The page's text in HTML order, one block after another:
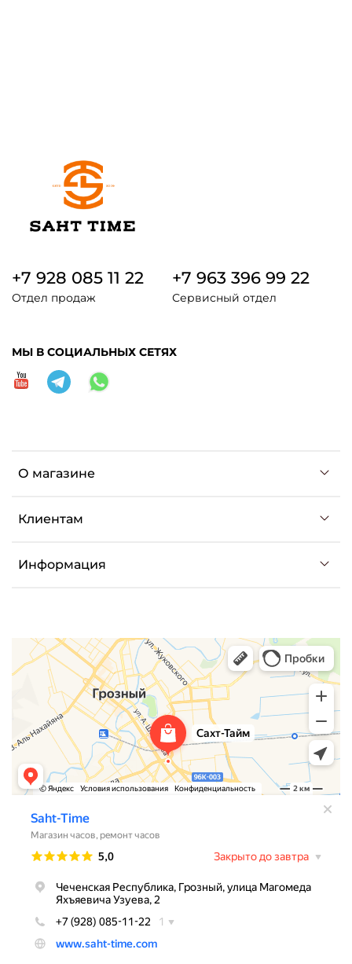
О магазине
Клиентам
Информация
+7 928 085 11 22
Отдел продаж
+7 963 396 99 22
Сервисный отдел
МЫ В СОЦИАЛЬНЫХ СЕТЯХ